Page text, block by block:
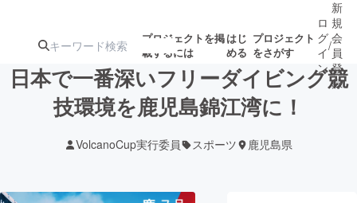
プロジェクトを掲
載するには
はじ
める
プロジェクト
をさがす
ターン
注目の新着プロ
ジェクト
募集終了が近いプ
ロジェクト
されます
ロ
グ
イ
ン
/
新
規
会
員
登
録
日本で一番深いフリーダイビング競
技環境を鹿児島錦江湾に！
VolcanoCup実行委員 スポーツ 鹿児島県